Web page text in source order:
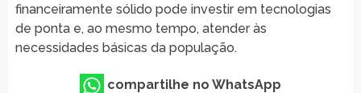
financeiramente sólido pode investir em tecnologias
de ponta e, ao mesmo tempo, atender às
necessidades básicas da população.
compartilhe no WhatsApp